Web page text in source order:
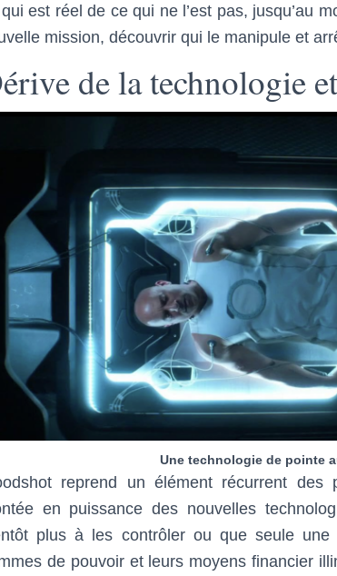
est réel de ce qui ne l’est pas, jusqu’au
mission, découvrir qui le manipule et
de la technologie
Une technologie de pointe
reprend un élément récurrent
en puissance des nouvelles
plus à les contrôler ou que seule
de pouvoir et leurs moyens financier